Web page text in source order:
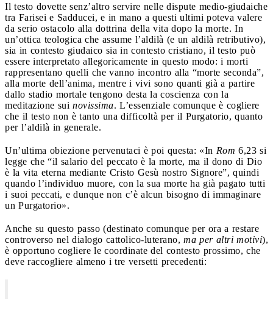
Il testo dovette senz’altro servire nelle dispute medio-giudaiche
tra Farisei e Sadducei, e in mano a questi ultimi poteva valere
da serio ostacolo alla dottrina della vita dopo la morte. In
un’ottica teologica che assume l’aldilà (e un aldilà retributivo),
sia in contesto giudaico sia in contesto cristiano, il testo può
essere interpretato allegoricamente in questo modo: i morti
rappresentano quelli che vanno incontro alla “morte seconda”,
alla morte dell’anima, mentre i vivi sono quanti già a partire
dallo stadio mortale tengono desta la coscienza con la
meditazione sui novissima. L’essenziale comunque è cogliere
che il testo non è tanto una difficoltà per il Purgatorio, quanto
per l’aldilà in generale.
Un’ultima obiezione pervenutaci è poi questa: «In Rom 6,23 si
legge che “il salario del peccato è la morte, ma il dono di Dio
è la vita eterna mediante Cristo Gesù nostro Signore”, quindi
quando l’individuo muore, con la sua morte ha già pagato tutti
i suoi peccati, e dunque non c’è alcun bisogno di immaginare
un Purgatorio».
Anche su questo passo (destinato comunque per ora a restare
controverso nel dialogo cattolico-luterano, ma per altri motivi),
è opportuno cogliere le coordinate del contesto prossimo, che
deve raccogliere almeno i tre versetti precedenti: